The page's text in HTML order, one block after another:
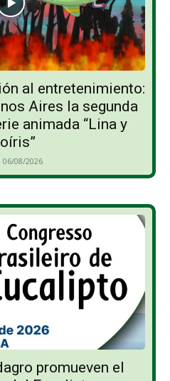
al entretenimiento:
Aires la segunda
animada “Lina y
06/08/2026
promueven el